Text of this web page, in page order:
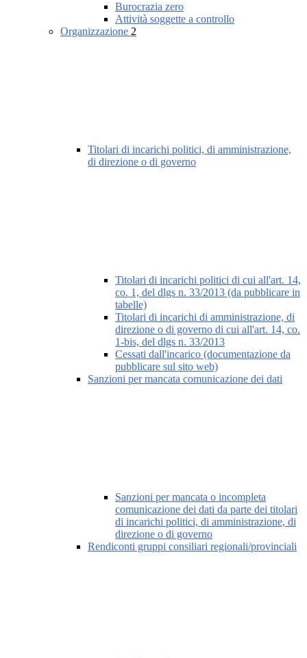
Burocrazia zero
Attività soggette a controllo
Organizzazione 2
Titolari di incarichi politici, di amministrazione,
di direzione o di governo
Titolari di incarichi politici di cui all'art. 14,
co. 1, del dlgs n. 33/2013 (da pubblicare in
tabelle)
Titolari di incarichi di amministrazione, di
direzione o di governo di cui all'art. 14, co.
1-bis, del dlgs n. 33/2013
Cessati dall'incarico (documentazione da
pubblicare sul sito web)
Sanzioni per mancata comunicazione dei dati
Sanzioni per mancata o incompleta
comunicazione dei dati da parte dei titolari
di incarichi politici, di amministrazione, di
direzione o di governo
Rendiconti gruppi consiliari regionali/provinciali